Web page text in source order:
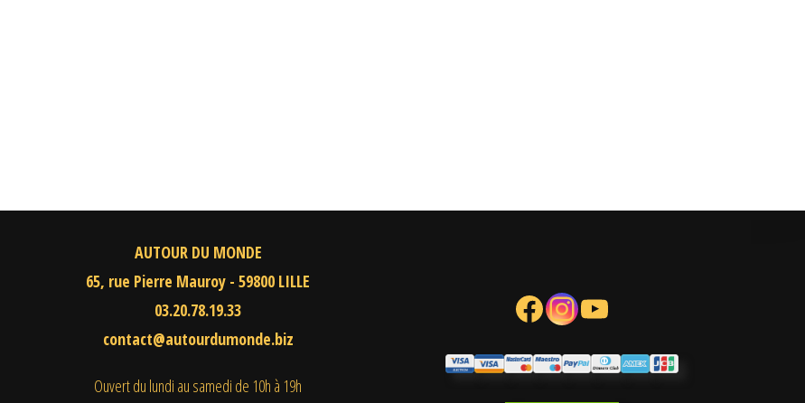
AUTOUR DU MONDE
65, rue Pierre Mauroy - 59800 LILLE
03.20.78.19.33
contact@autourdumonde.biz
Ouvert du lundi au samedi de 10h à 19h
Facebook Instagram YouTube